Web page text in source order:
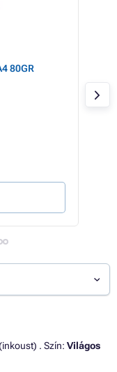
80GR
. Szín: Világos